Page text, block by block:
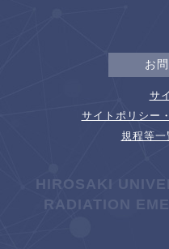
お
サ
サイトポリシー
規程等一
HIROSAKI
RADIATION